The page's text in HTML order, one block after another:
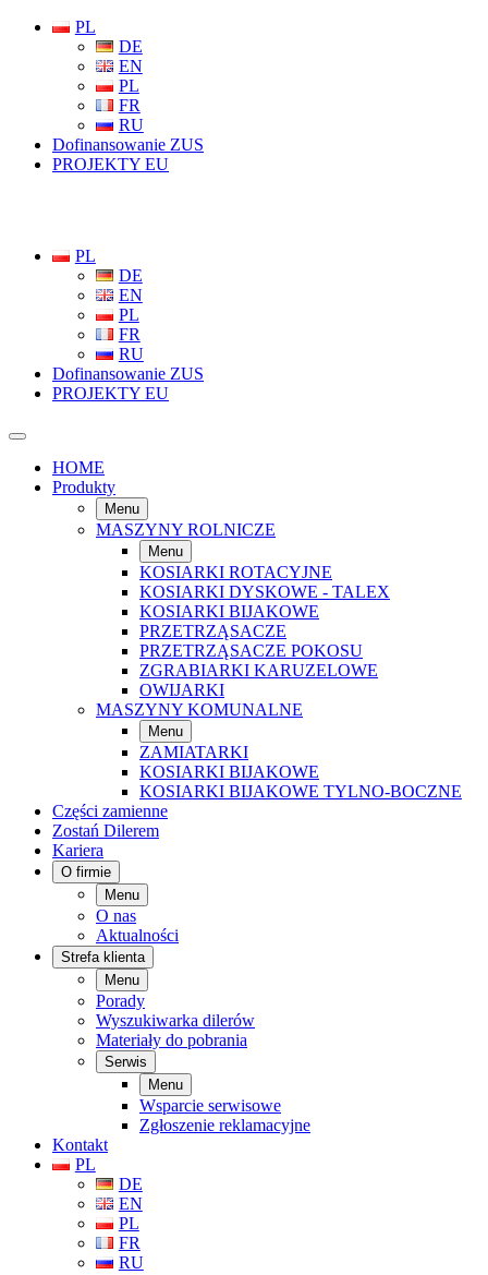
PL
DE
EN
PL
FR
RU
Dofinansowanie ZUS
PROJEKTY EU
PL
DE
EN
PL
FR
RU
Dofinansowanie ZUS
PROJEKTY EU
HOME
Produkty
Menu
MASZYNY ROLNICZE
Menu
KOSIARKI ROTACYJNE
KOSIARKI DYSKOWE - TALEX
KOSIARKI BIJAKOWE
PRZETRZĄSACZE
PRZETRZĄSACZE POKOSU
ZGRABIARKI KARUZELOWE
OWIJARKI
MASZYNY KOMUNALNE
Menu
ZAMIATARKI
KOSIARKI BIJAKOWE
KOSIARKI BIJAKOWE TYLNO-BOCZNE
Części zamienne
Zostań Dilerem
Kariera
O firmie
Menu
O nas
Aktualności
Strefa klienta
Menu
Porady
Wyszukiwarka dilerów
Materiały do pobrania
Serwis
Menu
Wsparcie serwisowe
Zgłoszenie reklamacyjne
Kontakt
PL
DE
EN
PL
FR
RU